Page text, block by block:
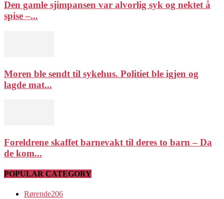
Den gamle sjimpansen var alvorlig syk og nektet å
spise –...
Moren ble sendt til sykehus. Politiet ble igjen og
lagde mat...
Foreldrene skaffet barnevakt til deres to barn – Da
de kom...
POPULAR CATEGORY
Rørende206